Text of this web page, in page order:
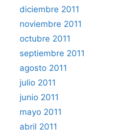
diciembre 2011
noviembre 2011
octubre 2011
septiembre 2011
agosto 2011
julio 2011
junio 2011
mayo 2011
abril 2011